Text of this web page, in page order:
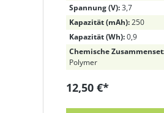
Spannung (V):3,7
Kapazität (mAh):250
Kapazität (Wh):0,9
Chemische
Polymer
12,50 €*